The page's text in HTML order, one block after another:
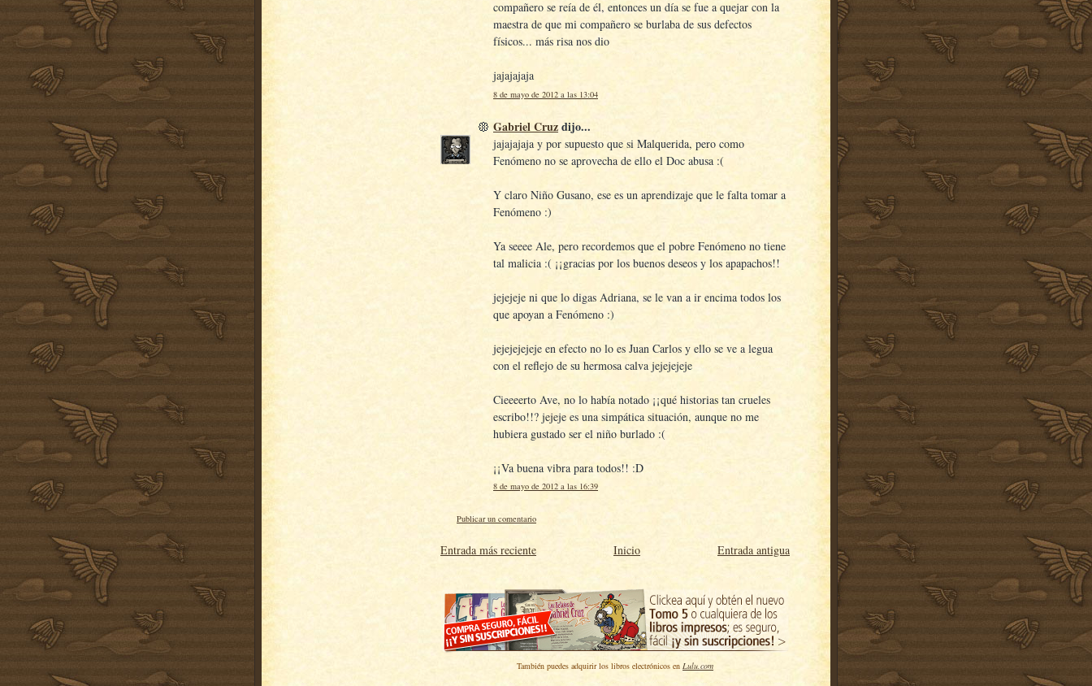
compañero se reía de él, entonces un día se fue a quejar con la
maestra de que mi compañero se burlaba de sus defectos
físicos... más risa nos dio
jajajajaja
8 de mayo de 2012 a las 13:04
Gabriel Cruzdijo...
jajajajaja y por supuesto que si Malquerida, pero como
Fenómeno no se aprovecha de ello el Doc abusa :(
Y claro Niño Gusano, ese es un aprendizaje que le falta tomar a
Fenómeno :)
Ya seeee Ale, pero recordemos que el pobre Fenómeno no tiene
tal malicia :( ¡¡gracias por los buenos deseos y los apapachos!!
jejejeje ni que lo digas Adriana, se le van a ir encima todos los
que apoyan a Fenómeno :)
jejejejejeje en efecto no lo es Juan Carlos y ello se ve a legua
con el reflejo de su hermosa calva jejejejeje
Cieeeerto Ave, no lo había notado ¡¡qué historias tan crueles
escribo!!? jejeje es una simpática situación, aunque no me
hubiera gustado ser el niño burlado :(
¡¡Va buena vibra para todos!! :D
8 de mayo de 2012 a las 16:39
Publicar un comentario
Entrada más reciente Entrada antigua
Inicio
También puedes adquirir los libros electrónicos en Lulu.com